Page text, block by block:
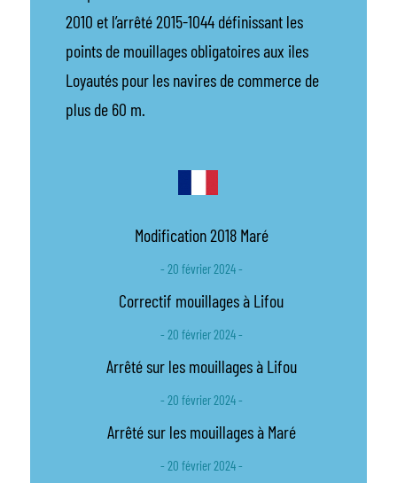
2010 et l’arrêté 2015-1044 définissant les
points de mouillages obligatoires aux iles
Loyautés pour les navires de commerce de
plus de 60 m.
Modification 2018 Maré
- 20 février 2024 -
Correctif mouillages à Lifou
- 20 février 2024 -
Arrêté sur les mouillages à Lifou
- 20 février 2024 -
Arrêté sur les mouillages à Maré
- 20 février 2024 -